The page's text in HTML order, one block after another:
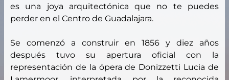
es una joya arquitectónica que no te puedes
perder en el Centro de Guadalajara.
Se comenzó a construir en 1856 y diez años
después tuvo su apertura oficial con la
representación de la ópera de Donizzetti Lucia de